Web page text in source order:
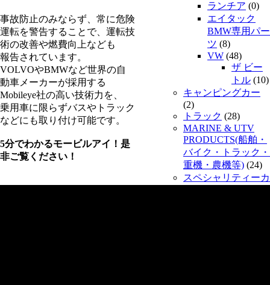
事故防止のみならず、常に危険
運転を警告することで、運転技
術の改善や燃費向上なども
報告されています。
VOLVOやBMWなど世界の自
動車メーカーが採用する
Mobileye社の高い技術力を、
乗用車に限らずバスやトラック
などにも取り付け可能です。
5分でわかるモービルアイ！是
非ご覧ください！
ランチア (0)
エイタック
BMW専用パー
ツ (8)
VW (48)
ザ ビー
トル (10)
キャンピングカー
(2)
トラック (28)
MARINE & UTV
PRODUCTS(船舶・
バイク・トラック・
重機・農機等) (24)
スペシャリティーカ